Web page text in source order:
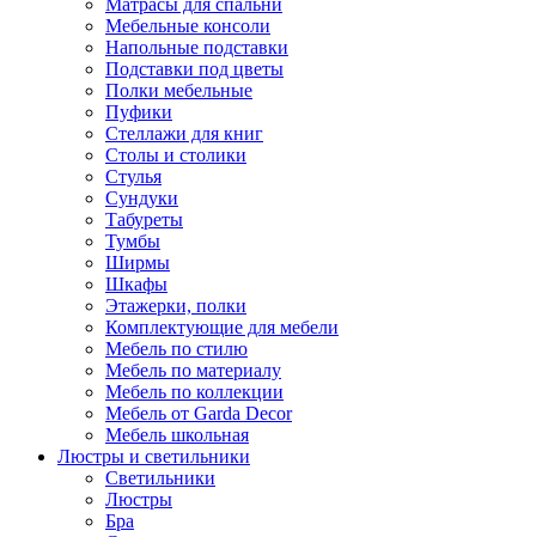
Матрасы для спальни
Мебельные консоли
Напольные подставки
Подставки под цветы
Полки мебельные
Пуфики
Стеллажи для книг
Столы и столики
Стулья
Сундуки
Табуреты
Тумбы
Ширмы
Шкафы
Этажерки, полки
Комплектующие для мебели
Мебель по стилю
Мебель по материалу
Мебель по коллекции
Мебель от Garda Decor
Мебель школьная
Люстры и светильники
Светильники
Люстры
Бра